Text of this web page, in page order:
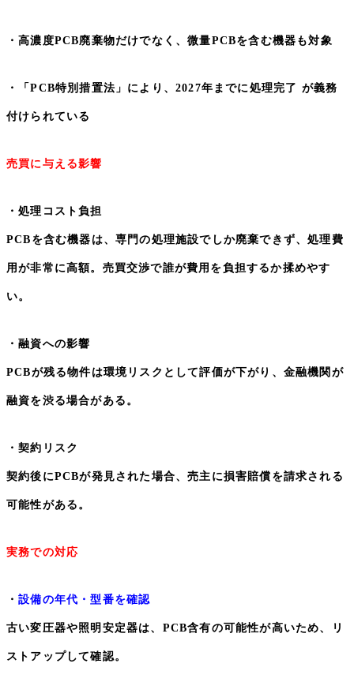
・高濃度PCB廃棄物だけでなく、微量PCBを含む機器も対象
・「PCB特別措置法」により、2027年までに処理完了 が義務
付けられている
売買に与える影響
・処理コスト負担
PCB を含む機器は、専門の処理施設でしか廃棄できず、処理費
用が非常に高額。売買交渉で誰が費用を負担するか揉めやす
い。
・融資への影響
PCBが残る物件は環境リスクとして評価が下がり、金融機関が
融資を渋る場合がある。
・契約リスク
契約後にPCBが発見された場合、売主に損害賠償を請求される
可能性がある。
実務での対応
・設備の年代・型番を確認
古い変圧器や照明安定器は、 PCB含有の可能性が高いため、リ
ストアップして確認。